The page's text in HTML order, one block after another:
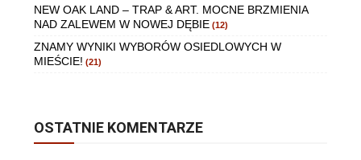
NEW OAK LAND – TRAP & ART. MOCNE BRZMIENIA
NAD ZALEWEM W NOWEJ DĘBIE (12)
ZNAMY WYNIKI WYBORÓW OSIEDLOWYCH W
MIEŚCIE! (21)
OSTATNIE KOMENTARZE